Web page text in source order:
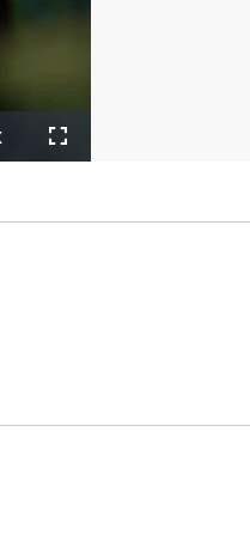
Fullscreen